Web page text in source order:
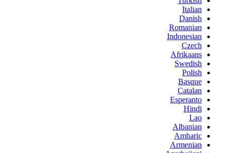
Italian
Danish
Romanian
Indonesian
Czech
Afrikaans
Swedish
Polish
Basque
Catalan
Esperanto
Hindi
Lao
Albanian
Amharic
Armenian